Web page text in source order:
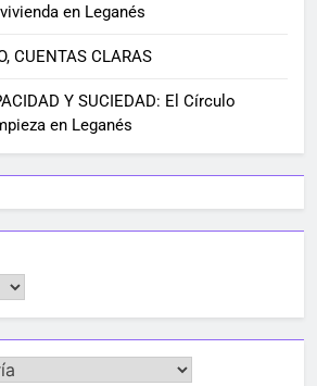
en Leganés
CUENTAS CLARAS
Y SUCIEDAD: El Círculo
en Leganés